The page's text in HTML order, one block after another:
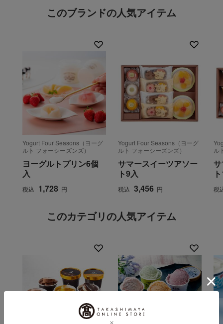
このブランドの人気アイテム
Yogurt Four Seasons（ヨーグ
ルト フォーシーズンズ）
ヨーグルトプリン6個
入
税込 1,728 円
Yogurt Four Seasons（ヨーグ
ルト フォーシーズンズ）
サマースイーツアソー
ト9入
税込 3,456 円
ル
税
このカテゴリの人気アイテム